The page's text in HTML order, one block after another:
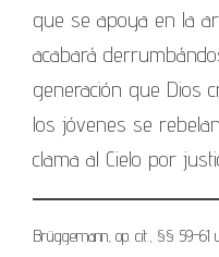
que se apoya en la
acabará
generación que Dios
los jóvenes se
clama al Cielo por
Brüggemann, op. cit., §§ 59-61